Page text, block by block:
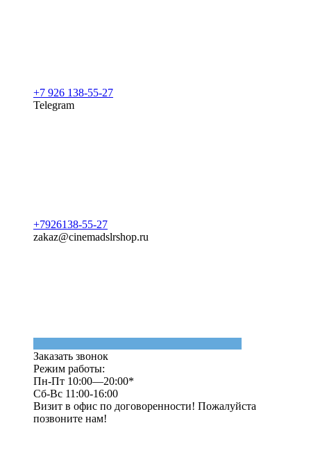
+7 926 138-55-27
Telegram
+7926138-55-27
zakaz@cinemadslrshop.ru
Заказать звонок
Режим работы:
Пн-Пт 10:00—20:00*
Сб-Вс 11:00-16:00
Визит в офис по договоренности! Пожалуйста
позвоните нам!